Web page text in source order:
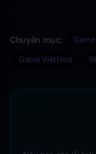
Chuyên mục:
Game Việt Hoá